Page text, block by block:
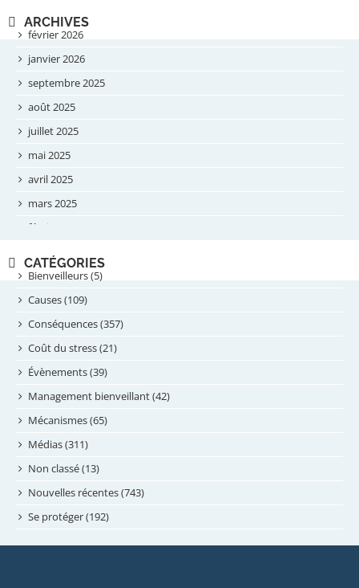
ARCHIVES
février 2026
janvier 2026
septembre 2025
août 2025
juillet 2025
mai 2025
avril 2025
mars 2025
février 2025
septembre 2024
août 2024
juillet 2024
juin 2024
mai 2024
avril 2024
février 2024
janvier 2024
novembre 2023
octobre 2023
septembre 2023
CATÉGORIES
Bienveilleurs (5)
Causes (109)
Conséquences (357)
Coût du stress (21)
Évènements (39)
Management bienveillant (42)
Mécanismes (65)
Médias (311)
Non classé (13)
Nouvelles récentes (743)
Se protéger (192)